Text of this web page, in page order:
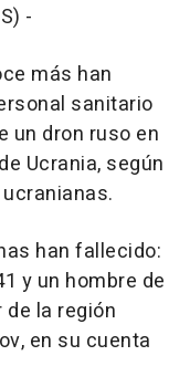
-
más han
sanitario
un dron ruso en
Ucrania, según
han fallecido:
y un hombre de
de la región
en su cuenta